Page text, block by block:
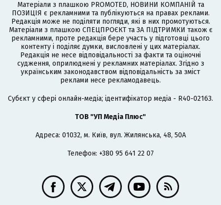
Матеріали з плашкою PROMOTED, НОВИНИ КОМПАНІЙ та
ПОЗИЦІЯ є рекламними та публікуються на правах реклами.
Редакція може не поділяти погляди, які в них промотуються.
Матеріали з плашкою СПЕЦПРОЄКТ та ЗА ПІДТРИМКИ також є
рекламними, проте редакція бере участь у підготовці цього
контенту і поділяє думки, висловлені у цих матеріалах.
Редакція не несе відповідальності за факти та оціночні
судження, оприлюднені у рекламних матеріалах. Згідно з
українським законодавством відповідальність за зміст
реклами несе рекламодавець.
Cубєкт у сфері онлайн-медіа; ідентифікатор медіа - R40-02163.
ТОВ "УП Медіа Плюс"
Адреса: 01032, м. Київ, вул. Жилянська, 48, 50А
Телефон: +380 95 641 22 07